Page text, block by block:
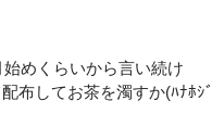
めくらいから言い続け
布してお茶を濁すか(ﾊﾅﾎｼﾞ